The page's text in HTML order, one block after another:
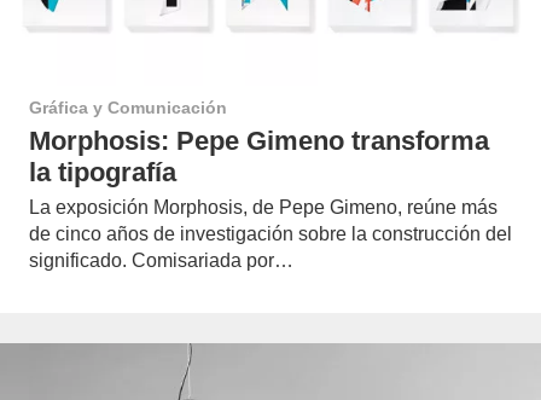
Gráfica y Comunicación
Morphosis: Pepe Gimeno transforma
la tipografía
La exposición Morphosis, de Pepe Gimeno, reúne más
de cinco años de investigación sobre la construcción del
significado. Comisariada por…